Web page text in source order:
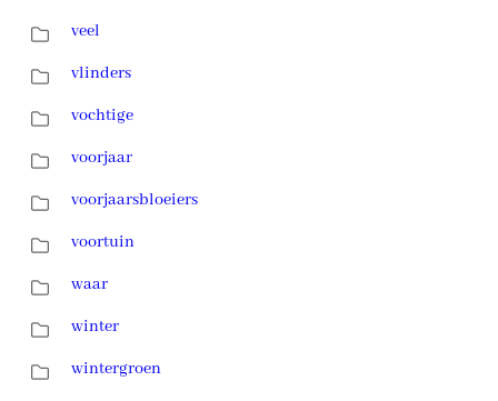
veel
vlinders
vochtige
voorjaar
voorjaarsbloeiers
voortuin
waar
winter
wintergroen